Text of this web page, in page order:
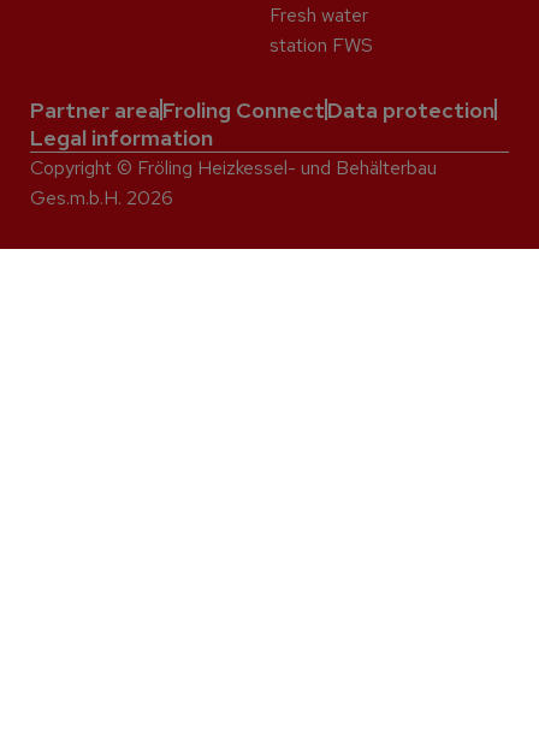
Fresh water
station FWS
Partner areaFroling ConnectData protection
Legal information
Copyright © Fröling Heizkessel- und Behälterbau
Ges.m.b.H. 2026